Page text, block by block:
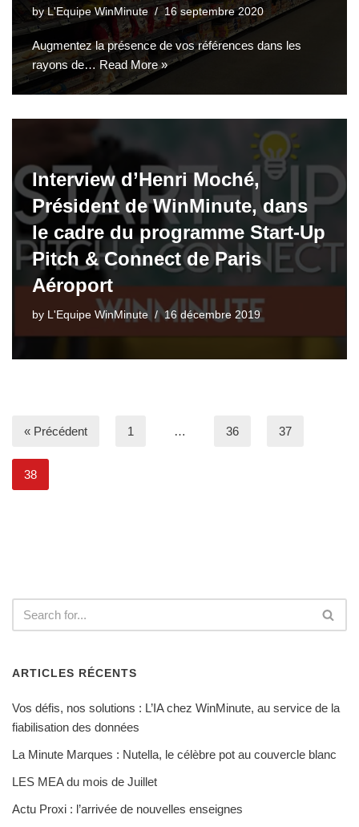
byL'Equipe WinMinute 16 septembre 2020
Augmentez la présence de vos références dans les
rayons de… Read More »
Interview d’Henri Moché,
Président de WinMinute, dans
le cadre du programme Start-Up
Pitch & Connect de Paris
Aéroport
by L'Equipe WinMinute 16 décembre 2019
« Précédent 1 … 36 37
38
ARTICLES RÉCENTS
Vos défis, nos solutions : L’IA chez WinMinute, au service de la
fiabilisation des données
La Minute Marques : Nutella, le célèbre pot au couvercle blanc
LES MEA du mois de Juillet
Actu Proxi : l’arrivée de nouvelles enseignes